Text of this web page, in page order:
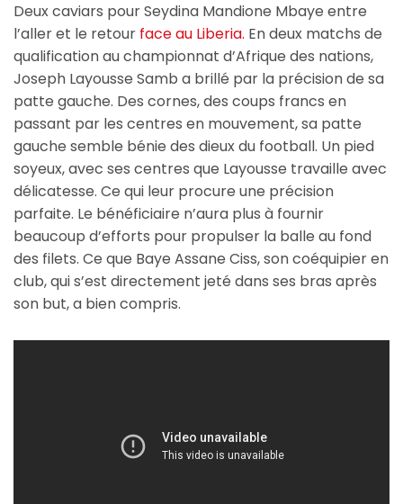
Deux caviars pour Seydina Mandione Mbaye entre
l’aller et le retour face au Liberia. En deux matchs de
qualification au championnat d’Afrique des nations,
Joseph Layousse Samb a brillé par la précision de sa
patte gauche. Des cornes, des coups francs en
passant par les centres en mouvement, sa patte
gauche semble bénie des dieux du football. Un pied
soyeux, avec ses centres que Layousse travaille avec
délicatesse. Ce qui leur procure une précision
parfaite. Le bénéficiaire n’aura plus à fournir
beaucoup d’efforts pour propulser la balle au fond
des filets. Ce que Baye Assane Ciss, son coéquipier en
club, qui s’est directement jeté dans ses bras après
son but, a bien compris.